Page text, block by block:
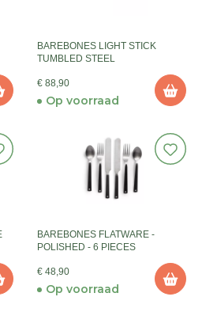
BAREBONES LIGHT STICK
TUMBLED STEEL
€ 88,90
Op voorraad
BAREBONES FLATWARE -
POLISHED - 6 PIECES
€ 48,90
Op voorraad